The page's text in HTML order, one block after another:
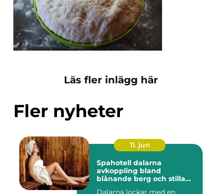
Läs fler inlägg här
Fler nyheter
11. jun
Spahotell dalarna
avkoppling bland
blånande berg och stilla
Dalarna lockar med en